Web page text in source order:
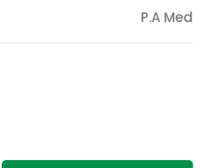
P.A Med